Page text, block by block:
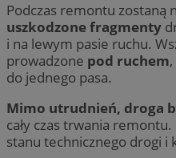
Podczas remontu zostaną
uszkodzone fragmenty
i na lewym pasie ruchu.
prowadzone pod ruchem
do jednego pasa.
Mimo utrudnień, droga
cały czas trwania
stanu technicznego drogi